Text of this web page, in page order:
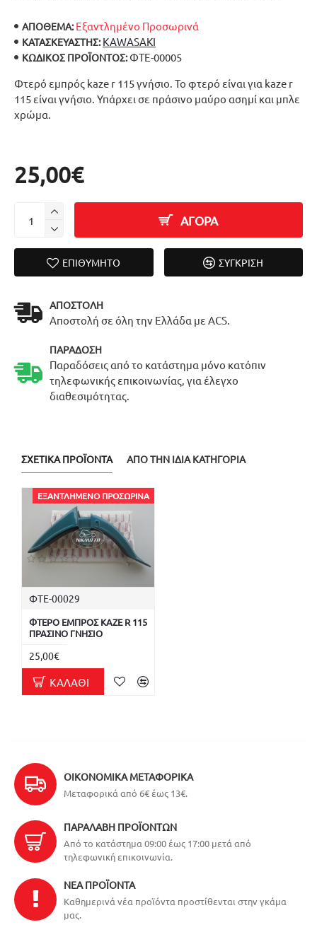
Φτερό εμπρός kaze r 115 γνήσιο. Το φτερό είναι για kaze r
115 είναι γνήσιο. Υπάρχει σε πράσινο μαύρο ασημί και μπλε
χρώμα.
ΑΠΟΘΕΜΑ: Εξαντλημένο Προσωρινά
ΚΑΤΑΣΚΕΥΑΣΤΉΣ: KAWASAKI
ΚΩΔΙΚΌΣ ΠΡΟΪΌΝΤΟΣ:ΦΤΕ-00005
25,00€
ΑΓΟΡΑ
ΕΠΙΘΥΜΗΤΌ ΣΎΓΚΡΙΣΗ
ΑΠΟΣΤΟΛΉ
Αποστολή σε όλη την Ελλάδα με ACS.
ΠΑΡΆΔΟΣΗ
Παραδόσεις από το κατάστημα μόνο κατόπιν
τηλεφωνικής επικοινωνίας, για έλεγχο
διαθεσιμότητας.
ΣΧΕΤΙΚΆ ΠΡΟΪΌΝΤΑ ΑΠΌ ΤΗΝ ΊΔΙΑ ΚΑΤΗΓΟΡΊΑ
ΕΞΑΝΤΛΗΜΈΝΟ ΠΡΟΣΩΡΙΝΆ
ΦΤΕ-00029
ΦΤΕΡΟ ΕΜΠΡΟΣ KAZE R 115
ΠΡΑΣΙΝΟ ΓΝΗΣΙΟ
25,00€
ΚΑΛΆΘΙ
ΟΙΚΟΝΟΜΙΚΆ ΜΕΤΑΦΟΡΙΚΆ
Μεταφορικά από 6€ έως 13€.
ΠΑΡΑΛΑΒΉ ΠΡΟΪΌΝΤΩΝ
Από το κατάστημα 09:00 έως 17:00 μετά από
τηλεφωνική επικοινωνία.
ΝΈΑ ΠΡΟΪΌΝΤΑ
Καθημερινά νέα προϊόντα προστίθενται στην γκάμα
μας.